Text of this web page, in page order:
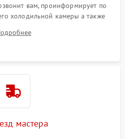
вам, проинформирует по
холодильной камеры а также
мастера